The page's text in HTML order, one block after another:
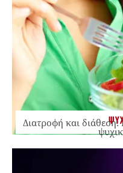
Διατροφή και